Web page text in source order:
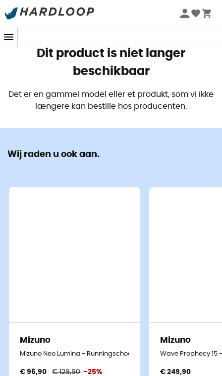
Zomeraanbiedingen 🔥 -5% EXTRA vanaf 2 producten* met
Dit product is niet langer
beschikbaar
Det er en gammel model eller et produkt, som vi ikke
længere kan bestille hos producenten.
Wij raden u ook aan.
Mizuno
Mizuno Neo Lumina - Runningschoenen - Heren
€ 96,90 € 129,90 -25%
Mizuno
Wave Prophecy 15
€ 249,90